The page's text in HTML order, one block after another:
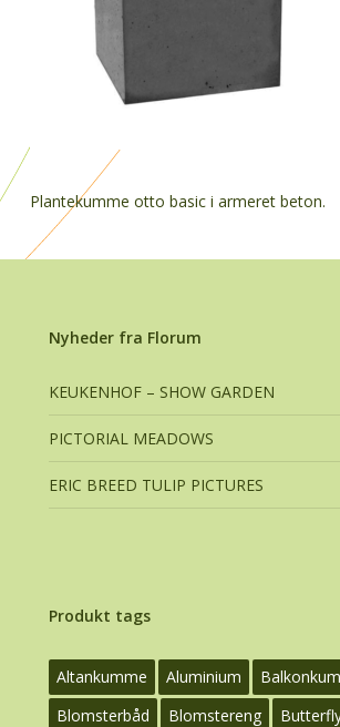
Plantekumme otto basic i armeret beton.
Nyheder fra Florum
KEUKENHOF – SHOW GARDEN
PICTORIAL MEADOWS
ERIC BREED TULIP PICTURES
Produkt tags
Altankumme Aluminium
Blomsterbåd
Blomstereng